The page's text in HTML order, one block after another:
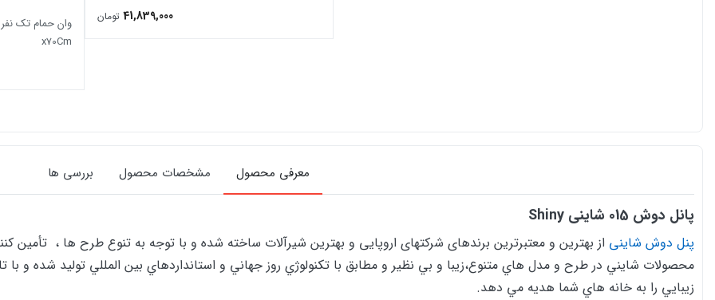
41,839,000 تومان
x70Cm
معرفی محصول مشخصات محصول بررسی ها
پانل دوش 015 شاینی Shiny
پنل دوش شاینی از بهترین و معتبرترین برندهای شرکتهای اروپایی و بهترین شیرآلات ساخته شده و با توجه به تنوع طرح ها ، تأمین
محصولات شايني در طرح و مدل هاي متنوع،زيبا و بي نظير و مطابق با تكنولوژي روز جهاني و استانداردهاي بين المللي توليد شده و
زيبايي را به خانه هاي شما هديه مي دهد.